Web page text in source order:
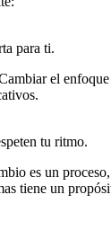
para ti.
el
tu ritmo.
es un
tiene un